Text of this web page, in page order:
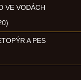
VE VODÁCH
A PES